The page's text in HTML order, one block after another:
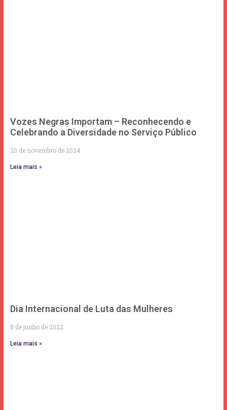
Vozes Negras Importam – Reconhecendo e
Celebrando a Diversidade no Serviço Público
20 de novembro de 2024
Leia mais »
Dia Internacional de Luta das Mulheres
8 de junho de 2022
Leia mais »